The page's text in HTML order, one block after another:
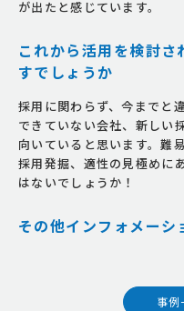
が出たと感じています。
これから活用を検討
すでしょうか
採用に関わらず、今までと
できていない会社、新しい
向いていると思います。難
採用発掘、適性の見極めに
はないでしょうか！
その他インフォメーシ
事例